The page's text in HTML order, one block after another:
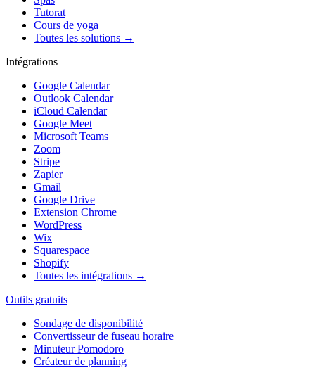
Tutorat
Cours de yoga
Toutes les solutions →
Intégrations
Google Calendar
Outlook Calendar
iCloud Calendar
Google Meet
Microsoft Teams
Zoom
Stripe
Zapier
Gmail
Google Drive
Extension Chrome
WordPress
Wix
Squarespace
Shopify
Toutes les intégrations →
Outils gratuits
Sondage de disponibilité
Convertisseur de fuseau horaire
Minuteur Pomodoro
Créateur de planning